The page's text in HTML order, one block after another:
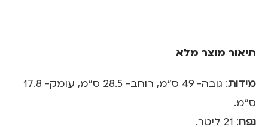
תיאור מוצר מלא
מידות
: גובה- 49 ס"מ, רוחב- 28.5 ס"מ, עומק- 17.8
ס"מ.
נפח: 21 ליטר.